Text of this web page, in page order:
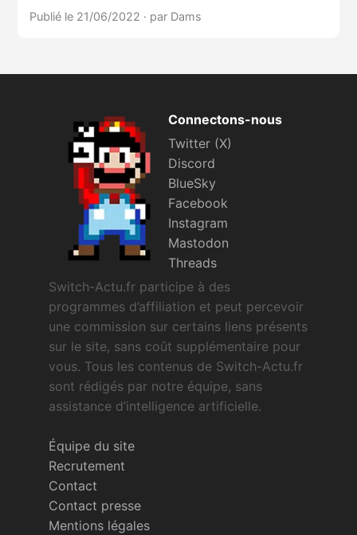
Publié le 21/06/2022 · par Dams
Connectons-nous
Twitter (X)
Discord
BlueSky
Facebook
Instagram
Mastodon
Threads
Switch-Actu.fr participe à des
programmes d’affiliation et peut percevoir
une commission sur certains liens présents
sur le site, sans coût supplémentaire pour
vous. Tous les contenus de Switch-Actu.fr
sont rédigés par notre équipe, sans
assistance d’intelligence artificielle.
Équipe du site
Recrutement
Contact
Contact presse
Mentions légales